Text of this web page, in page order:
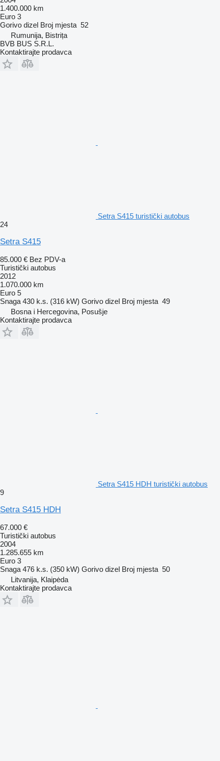
1.400.000 km
Euro 3
Gorivo dizel Broj mjesta 52
Rumunija, Bistrița
BVB BUS S.R.L.
Kontaktirajte prodavca
Setra S415 turistički autobus
24
Setra S415
85.000 € Bez PDV-a
Turistički autobus
2012
1.070.000 km
Euro 5
Snaga 430 k.s. (316 kW) Gorivo dizel Broj mjesta 49
Bosna i Hercegovina, Posušje
Kontaktirajte prodavca
Setra S415 HDH turistički autobus
9
Setra S415 HDH
67.000 €
Turistički autobus
2004
1.285.655 km
Euro 3
Snaga 476 k.s. (350 kW) Gorivo dizel Broj mjesta 50
Litvanija, Klaipėda
Kontaktirajte prodavca